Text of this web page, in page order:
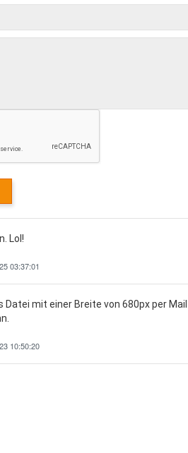
Lol!
03:37:01
Datei mit einer Breite von 680px per
10:50:20